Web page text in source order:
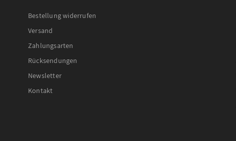
Bestellung widerrufen
Versand
Zahlungsarten
Rücksendungen
Newsletter
Kontakt